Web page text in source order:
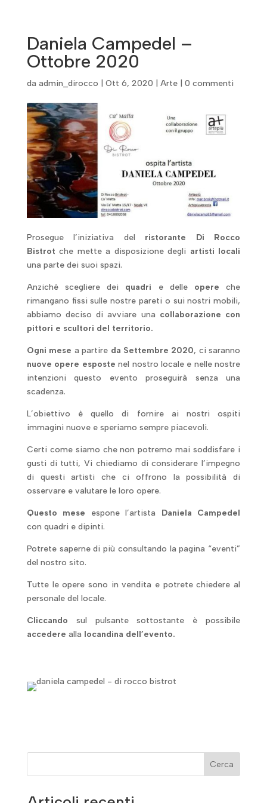
Daniela Campedel –
Ottobre 2020
da admin_dirocco Ott 6, 2020 Arte| 0 commenti
Prosegue l’iniziativa del ristorante Di Rocco
Bistrot che mette a disposizione degli artisti locali
una parte dei suoi spazi.
Anziché scegliere dei quadri e delle opere che
rimangano fissi sulle nostre pareti o sui nostri mobili,
abbiamo deciso di avviare una collaborazione con
pittori e scultori del territorio.
Ogni mese a partire da Settembre 2020, ci saranno
nuove opere esposte nel nostro locale e nelle nostre
intenzioni questo evento proseguirà senza una
scadenza.
L’obiettivo è quello di fornire ai nostri ospiti
immagini nuove e speriamo sempre piacevoli.
Certi come siamo che non potremo mai soddisfare i
gusti di tutti, Vi chiediamo di considerare l’impegno
di questi artisti che ci offrono la possibilità di
osservare e valutare le loro opere.
Questo mese espone l’artista Daniela Campedel
con quadri e dipinti.
Potrete saperne di più consultando la pagina “eventi”
del nostro sito.
Tutte le opere sono in vendita e potrete chiedere al
personale del locale.
Cliccando sul pulsante sottostante è possibile
accedere alla locandina dell’evento.
Cerca